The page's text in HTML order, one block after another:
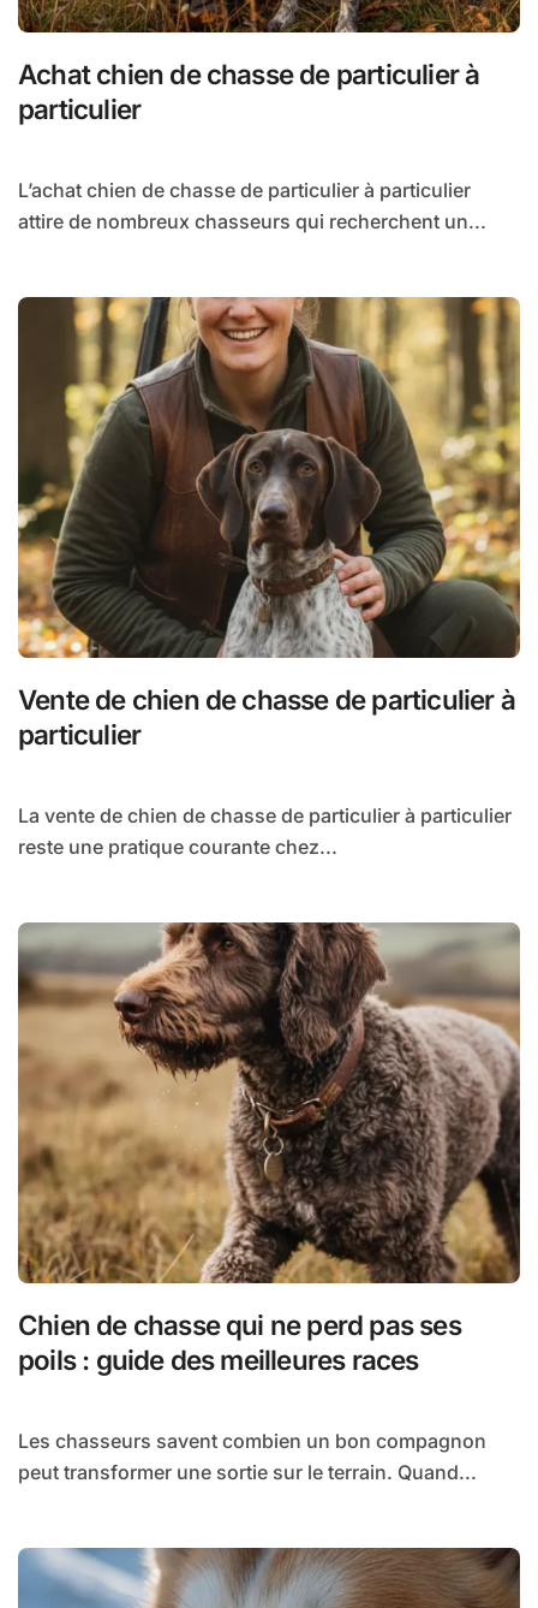
Achat chien de chasse de particulier à
particulier
L’achat chien de chasse de particulier à particulier
attire de nombreux chasseurs qui recherchent un...
Vente de chien de chasse de particulier à
particulier
La vente de chien de chasse de particulier à particulier
reste une pratique courante chez...
Chien de chasse qui ne perd pas ses
poils : guide des meilleures races
Les chasseurs savent combien un bon compagnon
peut transformer une sortie sur le terrain. Quand...